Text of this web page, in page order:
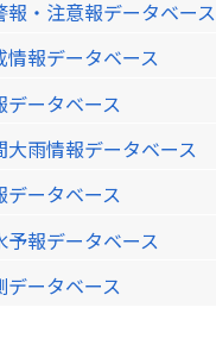
報・注意報データベース
報データベース
ータベース
大雨情報データベース
ータベース
報データベース
データベース